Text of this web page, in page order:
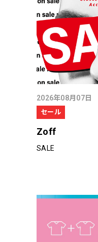
2026年08月07日
セール
Zoff
SALE